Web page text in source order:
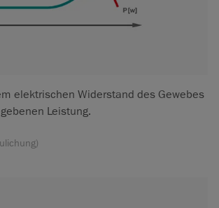
elektrischen Widerstand des Gewebes
Leistung.